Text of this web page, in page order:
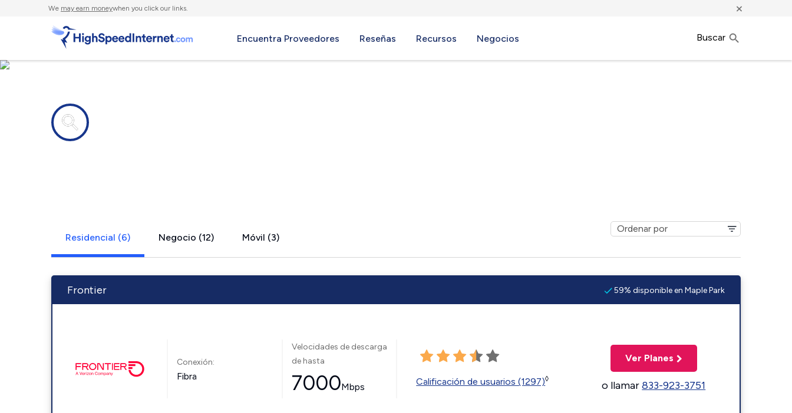
We may earn moneywhen you click our links. ×
Encuentra Proveedores Reseñas Recursos Negocios Buscar
Residencial (6) Negocio (12) Móvil (3)
Frontier 59% disponible en Maple Park
Conexión:
Fibra
Velocidades de descarga
de hasta
7000Mbps Calificación de usuarios (1297)◊
Ver Planes
o llamar833-923-3751